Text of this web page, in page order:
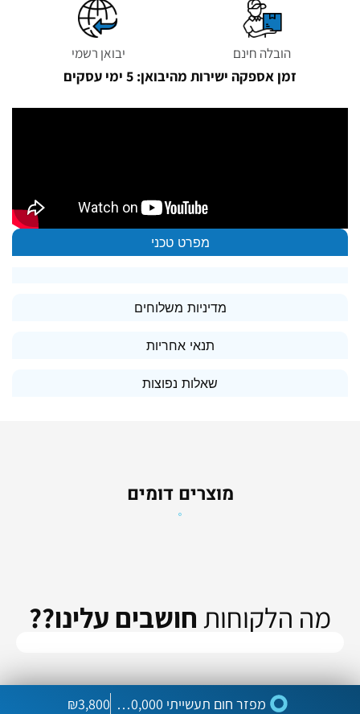
הובלה חינם יבואן רשמי
זמן אספקה ישירות מהיבואן: 5 ימי עסקים
מפרט טכני
מדיניות משלוחים
תנאי אחריות
שאלות נפוצות
מוצרים דומים
מה הלקוחות חושבים עלינו??
מפזר חום תעשייתי BG-30,000 ₪3,800